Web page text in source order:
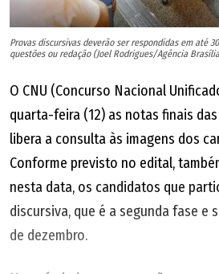
No início do exame, foram
caderno de prova para os
em campo próprio no cartão-
desclassificação, conforme a
Depois, a Justiça Federal no
o cancelamento da eliminação de
Para evitar que o erro aconteça
Provas discursivas deverão ser respondidas em até
questões ou redação (Joel Rodrigues/Agência
O CNU (Concurso Nacional
quarta-feira (12) as notas finais
libera a consulta às imagens dos
Conforme previsto no edital,
nesta data, os candidatos que
discursiva, que é a segunda fase e
de dezembro.